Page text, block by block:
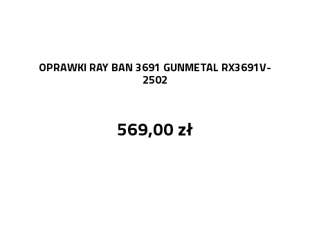
OPRAWKI RAY BAN 3691 GUNMETAL RX3691V-
2502
569,00 zł